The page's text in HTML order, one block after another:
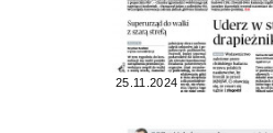
25.11.2024